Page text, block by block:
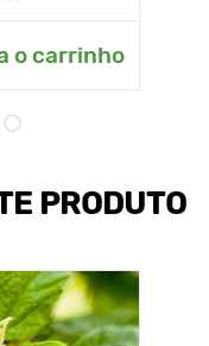
o carrinho
PRODUTO